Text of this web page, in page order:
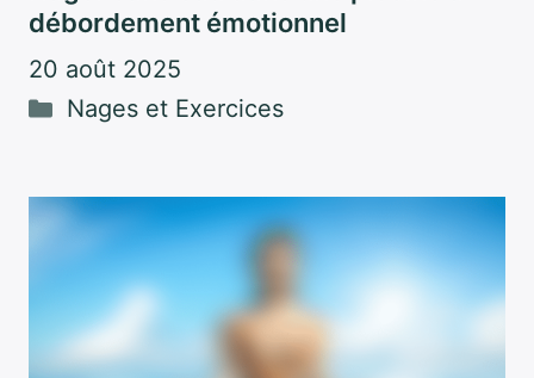
débordement émotionnel
20 août 2025
Catégories
Nages et Exercices